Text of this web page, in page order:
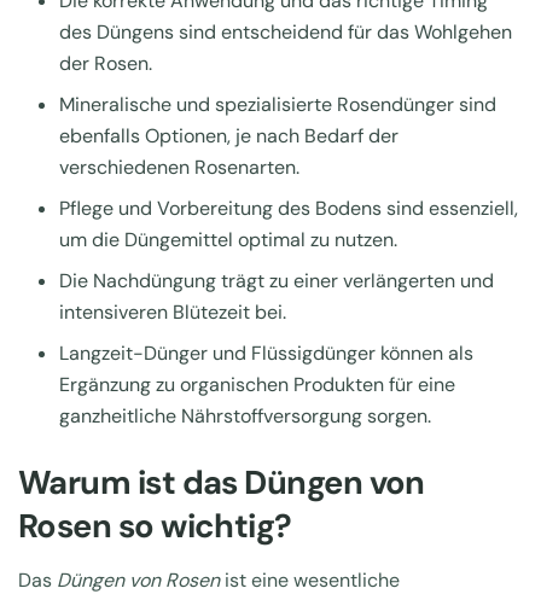
des Düngens sind entscheidend für das Wohlgehen
der Rosen.
Mineralische und spezialisierte Rosendünger sind
ebenfalls Optionen, je nach Bedarf der
verschiedenen Rosenarten.
Pflege und Vorbereitung des Bodens sind essenziell,
um die Düngemittel optimal zu nutzen.
Die Nachdüngung trägt zu einer verlängerten und
intensiveren Blütezeit bei.
Langzeit-Dünger und Flüssigdünger können als
Ergänzung zu organischen Produkten für eine
ganzheitliche Nährstoffversorgung sorgen.
Warum ist das Düngen von
Rosen so wichtig?
Das Düngen von Rosenist eine wesentliche